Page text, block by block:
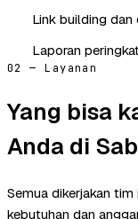
Link building
Laporan
02 — Layanan
Yang bisa
Anda di
Semua dikerjakan
kebutuhan dan